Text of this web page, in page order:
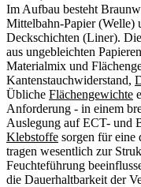
Im Aufbau besteht
Mittelbahn-Papier (Welle)
Deckschichten (Liner).
aus ungebleichten
Materialmix und
Kantenstauchwiderstand,
Übliche Flächengewichte
Anforderung - in einem
Auslegung auf ECT- und
Klebstoffe sorgen für eine
tragen wesentlich zur
Feuchteführung
die Dauerhaltbarkeit der